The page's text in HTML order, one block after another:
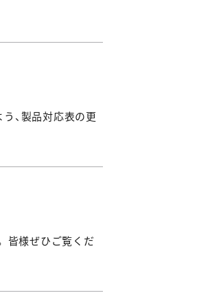
、製品対応表の更
皆様ぜひご覧くだ